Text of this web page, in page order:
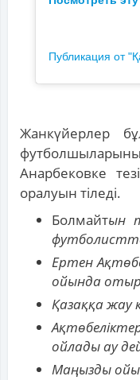
Жанкүйерлер
Анарбековке
оралуын тіледі.
Болмайтын
Ертен
ойында
Қазаққа жау
ойлады ау
Маңызды